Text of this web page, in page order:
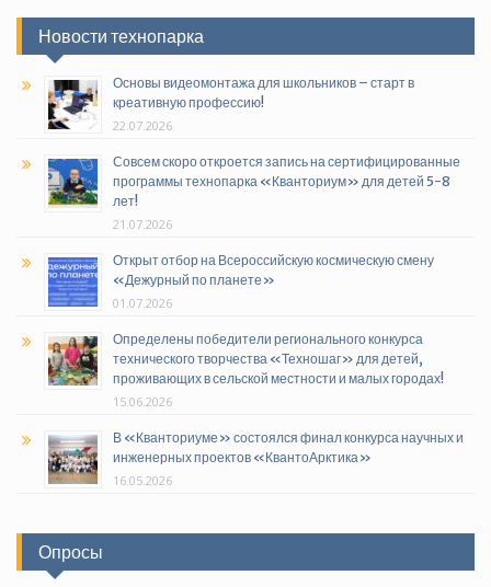
Новости технопарка
Основы видеомонтажа для школьников – старт в
креативную профессию!
22.07.2026
Совсем скоро откроется запись на сертифицированные
программы технопарка «Кванториум» для детей 5-8
лет!
21.07.2026
Открыт отбор на Всероссийскую космическую смену
«Дежурный по планете»
01.07.2026
Определены победители регионального конкурса
технического творчества «Техношаг» для детей,
проживающих в сельской местности и малых городах!
15.06.2026
В «Кванториуме» состоялся финал конкурса научных и
инженерных проектов «КвантоАрктика»
16.05.2026
Опросы